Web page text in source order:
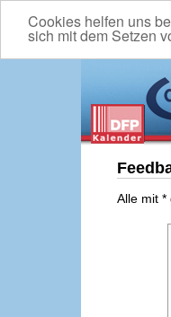
Cookies helfen uns
sich mit dem Setzen
Alle mit *